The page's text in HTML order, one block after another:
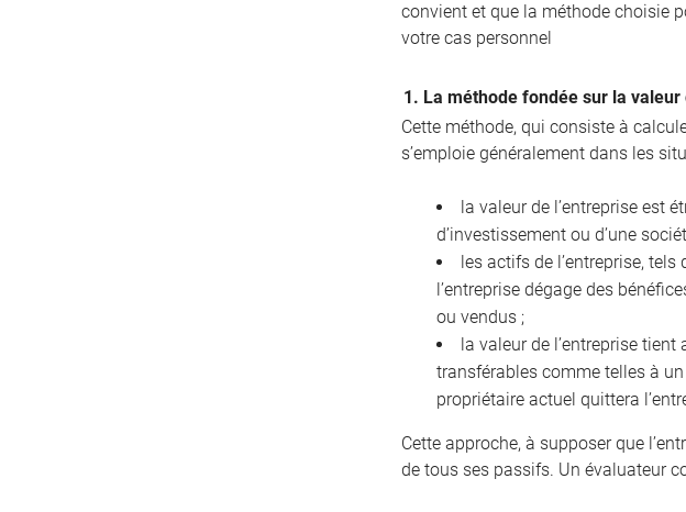
convient et que la méthode choisie
votre cas personnel
1. La méthode fondée sur la
Cette méthode, qui consiste à
s’emploie généralement dans les
la valeur de l’entreprise est
d’investissement ou d’une
les actifs de l’entreprise,
l’entreprise dégage des
ou vendus ;
la valeur de l’entreprise
transférables comme telles à
propriétaire actuel quittera
Cette approche, à supposer que
de tous ses passifs. Un évaluateur